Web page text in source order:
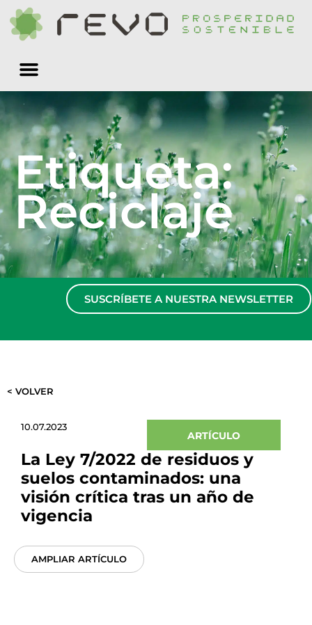
Etiqueta:
Reciclaje
SUSCRÍBETE A NUESTRA NEWSLETTER
< VOLVER
10.07.2023
ARTÍCULO
La Ley 7/2022 de residuos y
suelos contaminados: una
visión crítica tras un año de
vigencia
AMPLIAR ARTÍCULO